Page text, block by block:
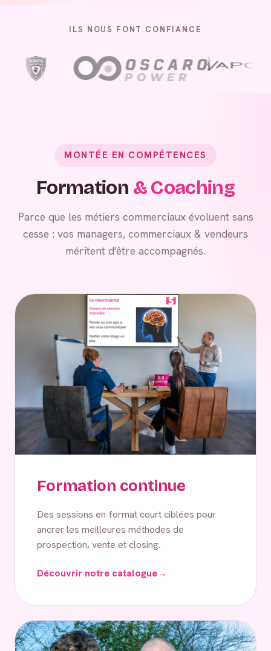
ILS NOUS FONT CONFIANCE
MONTÉE EN COMPÉTENCES
Formation & Coaching
Parce que les métiers commerciaux évoluent sans
cesse : vos managers, commerciaux & vendeurs
méritent d'être accompagnés.
Formation continue
Des sessions en format court ciblées pour
ancrer les meilleures méthodes de
prospection, vente et closing.
Découvrir notre catalogue→